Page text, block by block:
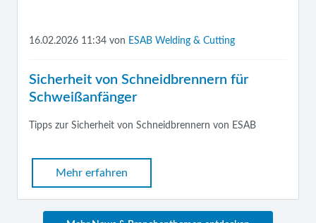
16.02.2026 11:34 von ESAB Welding & Cutting
Sicherheit von Schneidbrennern für
Schweißanfänger
Tipps zur Sicherheit von Schneidbrennern von ESAB
Mehr erfahren